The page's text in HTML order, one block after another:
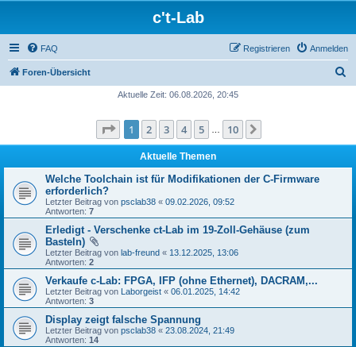
c't-Lab
FAQ Anmelden
Registrieren
Foren-Übersicht
e
Aktuelle Zeit: 06.08.2026, 20:45
Seite 1von 10
1 2 3 4 5 10
Aktuelle Themen
Welche Toolchain ist für Modifikationen der C-Firmware
erforderlich?
Letzter Beitrag von psclab38 « 09.02.2026, 09:52
Antworten: 7
Erledigt - Verschenke ct-Lab im 19-Zoll-Gehäuse (zum
Basteln)
Letzter Beitrag von lab-freund « 13.12.2025, 13:06
Antworten: 2
Verkaufe c-Lab: FPGA, IFP (ohne Ethernet), DACRAM,...
Letzter Beitrag von Laborgeist « 06.01.2025, 14:42
Antworten: 3
Display zeigt falsche Spannung
Letzter Beitrag von psclab38 « 23.08.2024, 21:49
Antworten: 14